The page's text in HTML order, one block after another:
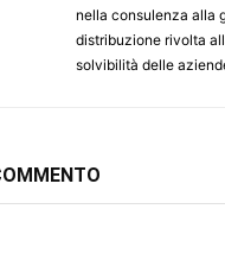
nella consulenza alla
distribuzione rivolta
solvibilità delle